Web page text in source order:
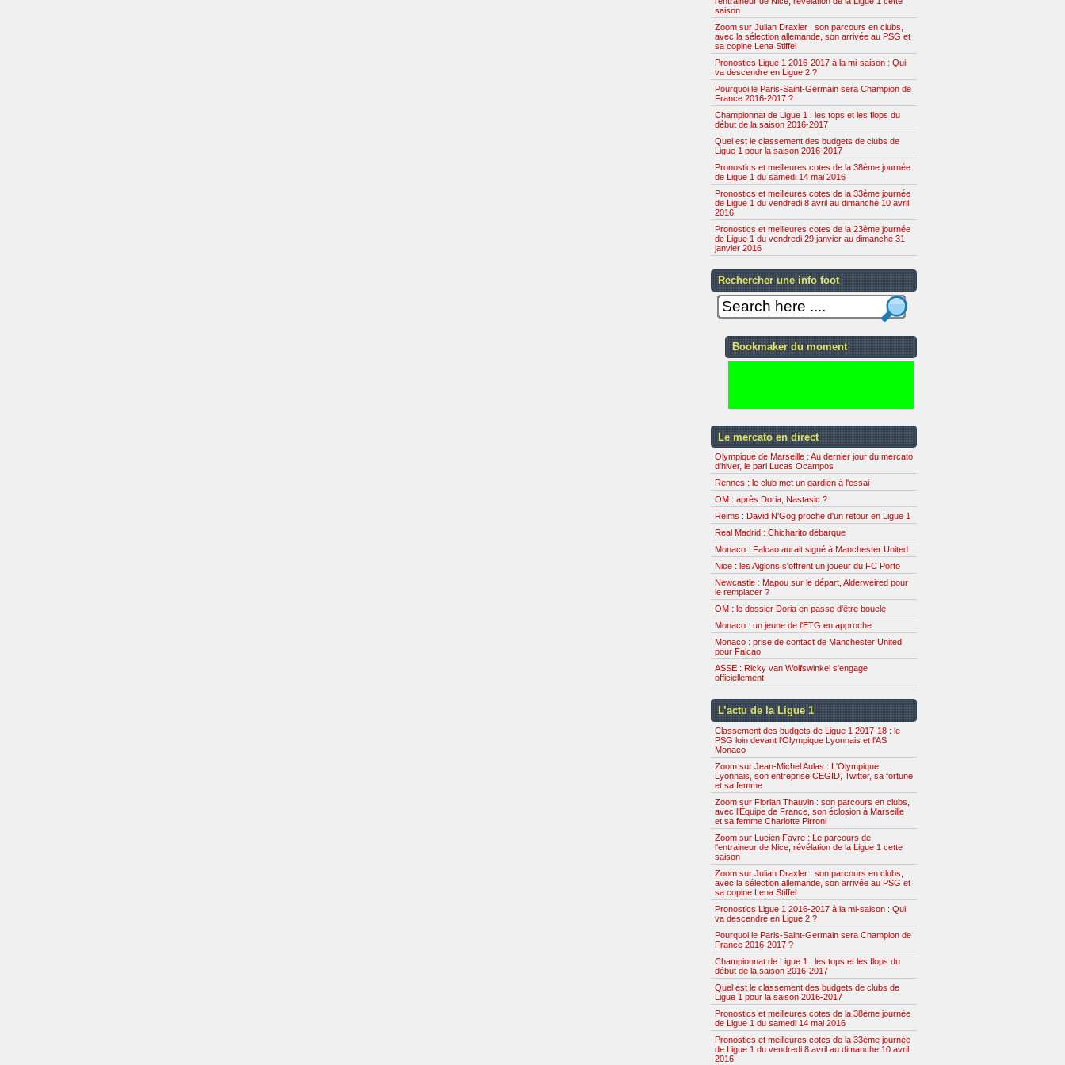
saison
Zoom sur Julian Draxler : son parcours en clubs,
avec la sélection allemande, son arrivée au PSG et
sa copine Lena Stiffel
Pronostics Ligue 1 2016-2017 à la mi-saison : Qui
va descendre en Ligue 2 ?
Pourquoi le Paris-Saint-Germain sera Champion de
France 2016-2017 ?
Championnat de Ligue 1 : les tops et les flops du
début de la saison 2016-2017
Quel est le classement des budgets de clubs de
Ligue 1 pour la saison 2016-2017
Pronostics et meilleures cotes de la 38ème journée
de Ligue 1 du samedi 14 mai 2016
Pronostics et meilleures cotes de la 33ème journée
de Ligue 1 du vendredi 8 avril au dimanche 10 avril
2016
Pronostics et meilleures cotes de la 23ème journée
de Ligue 1 du vendredi 29 janvier au dimanche 31
janvier 2016
Rechercher une info foot
Bookmaker du moment
Le mercato en direct
Olympique de Marseille : Au dernier jour du mercato
d'hiver, le pari Lucas Ocampos
Rennes : le club met un gardien à l'essai
OM : après Doria, Nastasic ?
Reims : David N'Gog proche d'un retour en Ligue 1
Real Madrid : Chicharito débarque
Monaco : Falcao aurait signé à Manchester United
Nice : les Aiglons s'offrent un joueur du FC Porto
Newcastle : Mapou sur le départ, Alderweired pour
le remplacer ?
OM : le dossier Doria en passe d'être bouclé
Monaco : un jeune de l'ETG en approche
Monaco : prise de contact de Manchester United
pour Falcao
ASSE : Ricky van Wolfswinkel s'engage
officiellement
L’actu de la Ligue 1
Classement des budgets de Ligue 1 2017-18 : le
PSG loin devant l'Olympique Lyonnais et l'AS
Monaco
Zoom sur Jean-Michel Aulas : L'Olympique
Lyonnais, son entreprise CEGID, Twitter, sa fortune
et sa femme
Zoom sur Florian Thauvin : son parcours en clubs,
avec l’Équipe de France, son éclosion à Marseille
et sa femme Charlotte Pirroni
Zoom sur Lucien Favre : Le parcours de
l'entraineur de Nice, révélation de la Ligue 1 cette
saison
Zoom sur Julian Draxler : son parcours en clubs,
avec la sélection allemande, son arrivée au PSG et
sa copine Lena Stiffel
Pronostics Ligue 1 2016-2017 à la mi-saison : Qui
va descendre en Ligue 2 ?
Pourquoi le Paris-Saint-Germain sera Champion de
France 2016-2017 ?
Championnat de Ligue 1 : les tops et les flops du
début de la saison 2016-2017
Quel est le classement des budgets de clubs de
Ligue 1 pour la saison 2016-2017
Pronostics et meilleures cotes de la 38ème journée
de Ligue 1 du samedi 14 mai 2016
Pronostics et meilleures cotes de la 33ème journée
de Ligue 1 du vendredi 8 avril au dimanche 10 avril
2016